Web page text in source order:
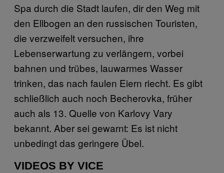
Spa durch die Stadt laufen, dir den Weg mit
den Ellbogen an den russischen Touristen,
die verzweifelt versuchen, ihre
Lebenserwartung zu verlängern, vorbei
bahnen und trübes, lauwarmes Wasser
trinken, das nach faulen Eiern riecht. Es gibt
schließlich auch noch Becherovka, früher
auch als 13. Quelle von Karlovy Vary
bekannt. Aber sei gewarnt: Es ist nicht
unbedingt das geringere Übel.
VIDEOS BY VICE